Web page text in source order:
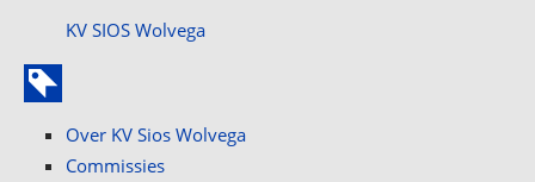
KV SIOS Wolvega
Over KV Sios Wolvega
Commissies